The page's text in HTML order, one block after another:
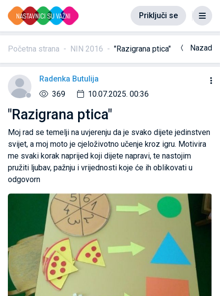
Priključi se
Početna strana NIN 2016 "Razigrana ptica" Nazad
Radenka Butulija
369
10.07.2025. 00:36
"Razigrana ptica"
Moj rad se temelji na uvjerenju da je svako dijete jedinstven
svijet, a moj moto je cjeloživotno učenje kroz igru. Motivira
me svaki korak naprijed koji dijete napravi, te nastojim
pružiti ljubav, pažnju i vrijednosti koje će ih oblikovati u
odgovorn